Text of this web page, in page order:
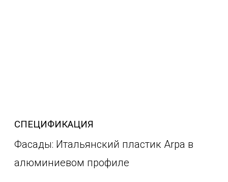
СПЕЦИФИКАЦИЯ
Фасады: Итальянский пластик Arpa в
алюминиевом профиле